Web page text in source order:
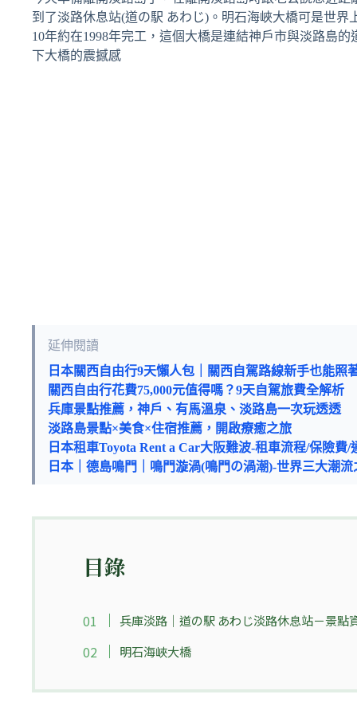
到了淡路休息站(道の駅 あわじ)。明石海峽大橋可是世界
10年約在1998年完工，這個大橋是連結神戶市與淡路島
下大橋的震撼感
延伸閱讀
日本關西自由行9天懶人包｜關西自駕路線新手也能照
關西自由行花費75,000元值得嗎？9天自駕旅費全解析
兵庫景點推薦，神戶、有馬溫泉、淡路島一次玩透透
淡路島景點×美食×住宿推薦，開啟療癒之旅
日本租車Toyota Rent a Car大阪難波-租車流程/保險費
日本｜德島鳴門｜鳴門漩渦(鳴門の渦潮)-世界三大潮
目錄
兵庫淡路｜道の駅 あわじ淡路休息站－景點
明石海峽大橋